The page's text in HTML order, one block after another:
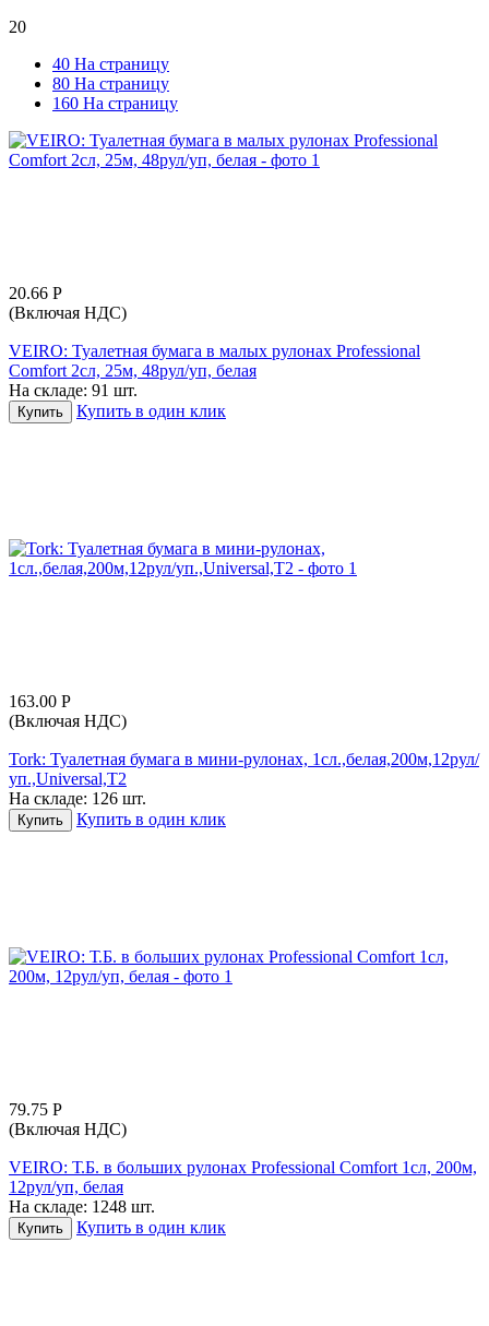
20
40 На страницу
80 На страницу
160 На страницу
20.66 Р
(Включая НДС)
VEIRO: Туалетная бумага в малых рулонах Professional
Comfort 2сл, 25м, 48рул/уп, белая
На складе: 91 шт.
Купить Купить в один клик
163.00 Р
(Включая НДС)
Tork: Туалетная бумага в мини-рулонах, 1сл.,белая,200м,12рул/
уп.,Universal,Т2
На складе: 126 шт.
Купить Купить в один клик
79.75 Р
(Включая НДС)
VEIRO: Т.Б. в больших рулонах Professional Comfort 1сл, 200м,
12рул/уп, белая
На складе: 1248 шт.
Купить Купить в один клик